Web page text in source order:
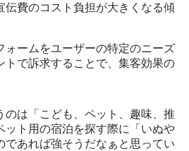
伝費のコスト負担が大きくなる傾
ォームをユーザーの特定のニーズ
トで訴求することで、集客効果の
のは「こども、ペット、趣味、推
ット用の宿泊を探す際に「いぬや
であれば強そうだなぁと思ってい